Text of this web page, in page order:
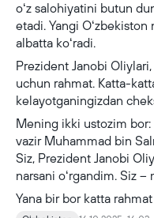
oʻz salohiyatini butun
etadi. Yangi
albatta koʻradi.
Prezident Janobi
uchun rahmat. Katta-
kelayotganingizdan
Mening ikki ustozim bor:
vazir Muhammad bin
Siz, Prezident Janobi
narsani oʻrgandim. Siz
Yana bir bor katta